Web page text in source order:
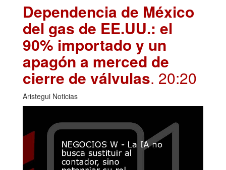
Dependencia de México
del gas de EE.UU.: el
90% importado y un
apagón a merced de
cierre de válvulas. 20:20
Aristegui Noticias